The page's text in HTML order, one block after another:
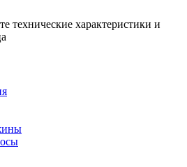
технические характеристики и